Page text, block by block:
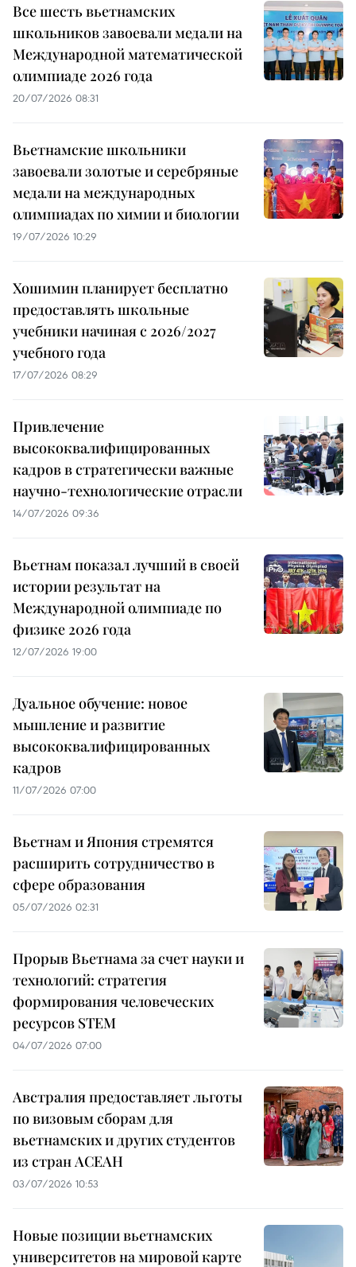
Все шесть вьетнамских
школьников завоевали медали на
Международной математической
олимпиаде 2026 года
20/07/2026 08:31
Вьетнамские школьники
завоевали золотые и серебряные
медали на международных
олимпиадах по химии и биологии
19/07/2026 10:29
Хошимин планирует бесплатно
предоставлять школьные
учебники начиная с 2026/2027
учебного года
17/07/2026 08:29
Привлечение
высококвалифицированных
кадров в стратегически важные
научно-технологические отрасли
14/07/2026 09:36
Вьетнам показал лучший в своей
истории результат на
Международной олимпиаде по
физике 2026 года
12/07/2026 19:00
Дуальное обучение: новое
мышление и развитие
высококвалифицированных
кадров
11/07/2026 07:00
Вьетнам и Япония стремятся
расширить сотрудничество в
сфере образования
05/07/2026 02:31
Прорыв Вьетнама за счет науки и
технологий: стратегия
формирования человеческих
ресурсов STEM
04/07/2026 07:00
Австралия предоставляет льготы
по визовым сборам для
вьетнамских и других студентов
из стран АСЕАН
03/07/2026 10:53
Новые позиции вьетнамских
университетов на мировой карте